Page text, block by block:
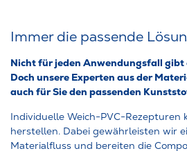
Immer die passende
Nicht für jeden Anwendungsfall gibt
Doch unsere Experten aus der
auch für Sie den passenden
Individuelle Weich-PVC-Rezepturen
herstellen. Dabei gewährleisten wir
Materialfluss und bereiten die